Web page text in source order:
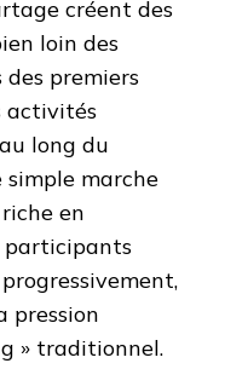
créent des
loin des
premiers
activités
long du
marche
en
participants
pression
» traditionnel.